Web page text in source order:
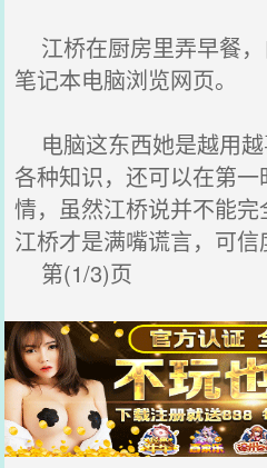
江桥在厨房里弄早餐
笔记本电脑浏览网页。
电脑这东西她是越用
各种知识，还可以在第
情，虽然江桥说并不能
江桥才是满嘴谎言，可信
第(1/3)页